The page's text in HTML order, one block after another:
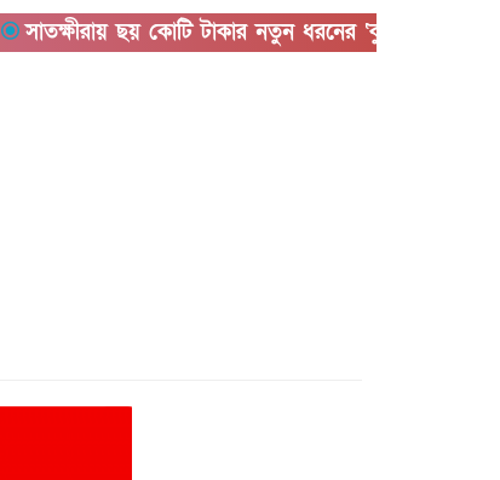
সাতক্ষীরায় ছয় কোটি টাকার নতুন ধরনের ‘কুশ’ মাদকসহ